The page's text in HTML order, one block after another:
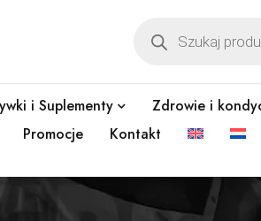
i Suplementy Zdrowie i
Promocje Kontakt